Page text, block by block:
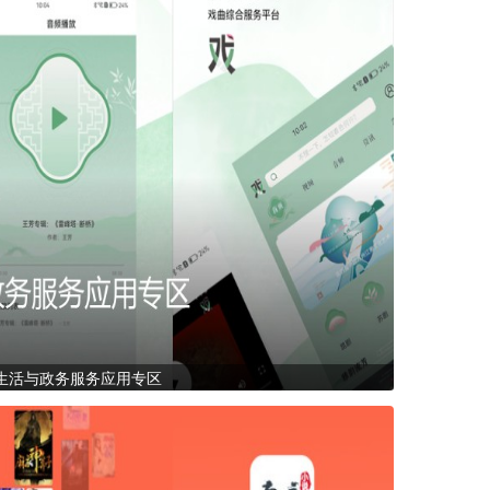
活与政务服务应用专区